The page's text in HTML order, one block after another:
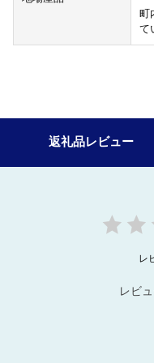
町
て
返礼品レビュー
レ
レビ